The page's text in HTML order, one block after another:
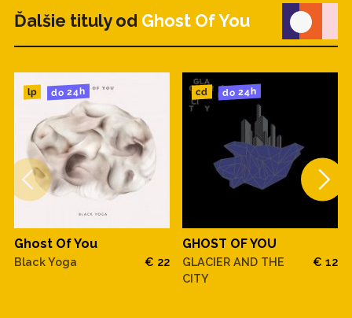
Ďalšie tituly od Ghost Of You
lp do 24h
Ghost Of You
Black Yoga € 22
cd do 24h
GHOST OF YOU
GLACIER AND THE
CITY
€ 12